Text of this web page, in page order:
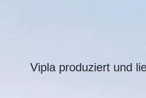
Vipla produziert und